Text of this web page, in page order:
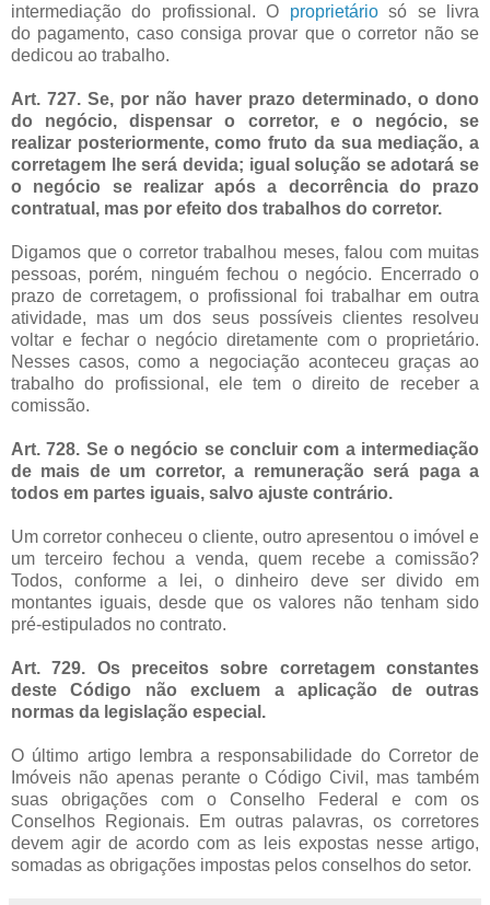
intermediação do profissional. O proprietáriosó se livra
do pagamento, caso consiga provar que o corretor não se
dedicou ao trabalho.
Art. 727. Se, por não haver prazo determinado, o dono
do negócio, dispensar o corretor, e o negócio, se
realizar posteriormente, como fruto da sua mediação, a
corretagem lhe será devida; igual solução se adotará se
o negócio se realizar após a decorrência do prazo
contratual, mas por efeito dos trabalhos do corretor.
Digamos que o corretor trabalhou meses, falou com muitas
pessoas, porém, ninguém fechou o negócio. Encerrado o
prazo de corretagem, o profissional foi trabalhar em outra
atividade, mas um dos seus possíveis clientes resolveu
voltar e fechar o negócio diretamente com o proprietário.
Nesses casos, como a negociação aconteceu graças ao
trabalho do profissional, ele tem o direito de receber a
comissão.
Art. 728. Se o negócio se concluir com a intermediação
de mais de um corretor, a remuneração será paga a
todos em partes iguais, salvo ajuste contrário.
Um corretor conheceu o cliente, outro apresentou o imóvel e
um terceiro fechou a venda, quem recebe a comissão?
Todos, conforme a lei, o dinheiro deve ser divido em
montantes iguais, desde que os valores não tenham sido
pré-estipulados no contrato.
Art. 729. Os preceitos sobre corretagem constantes
deste Código não excluem a aplicação de outras
normas da legislação especial.
O último artigo lembra a responsabilidade do Corretor de
Imóveis não apenas perante o Código Civil, mas também
suas obrigações com o Conselho Federal e com os
Conselhos Regionais. Em outras palavras, os corretores
devem agir de acordo com as leis expostas nesse artigo,
somadas as obrigações impostas pelos conselhos do setor.